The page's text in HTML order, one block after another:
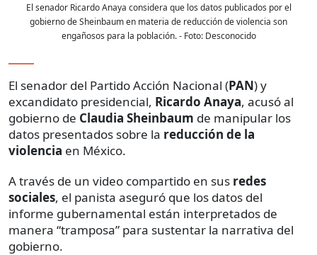
El senador Ricardo Anaya considera que los datos publicados por el
gobierno de Sheinbaum en materia de reducción de violencia son
engañosos para la población.- Foto: Desconocido
El senador del Partido Acción Nacional (PAN) y
excandidato presidencial, Ricardo Anaya, acusó al
gobierno de Claudia Sheinbaum de manipular los
datos presentados sobre la reducción de la
violencia en México.
A través de un video compartido en sus redes
sociales, el panista aseguró que los datos del
informe gubernamental están interpretados de
manera “tramposa” para sustentar la narrativa del
gobierno.